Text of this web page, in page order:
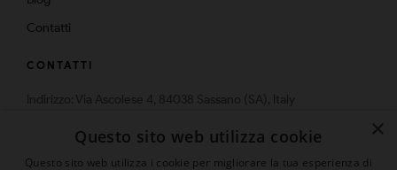
Contatti
CONTATTI
Email: info@multistrato.com
×
Questo sito web utilizza cookie
Questo sito web utilizza i cookie per migliorare la tua esperienza di